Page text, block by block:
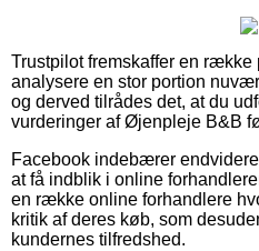
Trustpilot fremskaffer en
analysere en stor portion
og derved tilrådes det, at du
vurderinger af Øjenpleje B&B
Facebook indebærer
at få indblik i online
en række online forhandlere
kritik af deres køb, som
kundernes tilfredshed.